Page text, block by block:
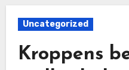
Uncategorized
Kroppens